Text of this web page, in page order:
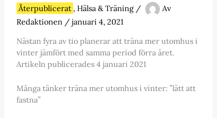
Återpublicerat , Hälsa & Träning/
Av
Redaktionen / januari 4, 2021
Nästan fyra av tio planerar att träna mer utomhus i
vinter jämfört med samma period förra året.
Artikeln publicerades 4 januari 2021
Många tänker träna mer utomhus i vinter: ”lätt att
fastna”